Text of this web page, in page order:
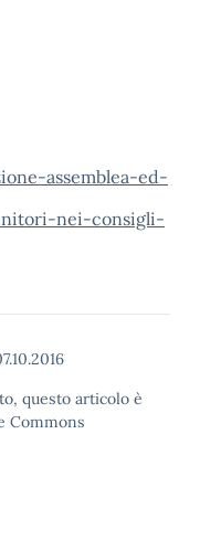
assemblea-ed-
nei-consigli-
questo articolo è
Commons